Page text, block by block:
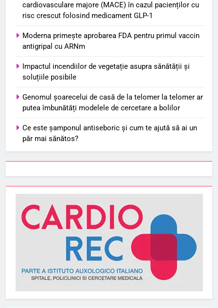
cardiovasculare majore (MACE) în cazul pacienților cu
risc crescut folosind medicament GLP-1
Moderna primește aprobarea FDA pentru primul vaccin
antigripal cu ARNm
Impactul incendiilor de vegetație asupra sănătății și
soluțiile posibile
Genomul șoarecelui de casă de la telomer la telomer ar
putea îmbunătăți modelele de cercetare a bolilor
Ce este șamponul antiseboric și cum te ajută să ai un
păr mai sănătos?